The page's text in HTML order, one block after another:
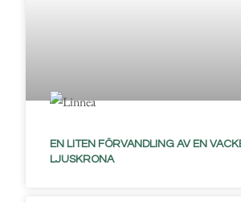
EN LITEN FÖRVANDLING AV EN
LJUSKRONA